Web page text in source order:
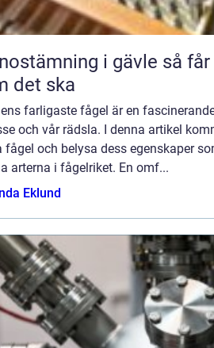
i gävle så får du pianot att låta
det ska
farligaste fågel är en
och vår rädsla. I denna artikel
fågel och belysa dess egenskaper
arterna i fågelriket. En omf...
Eklund